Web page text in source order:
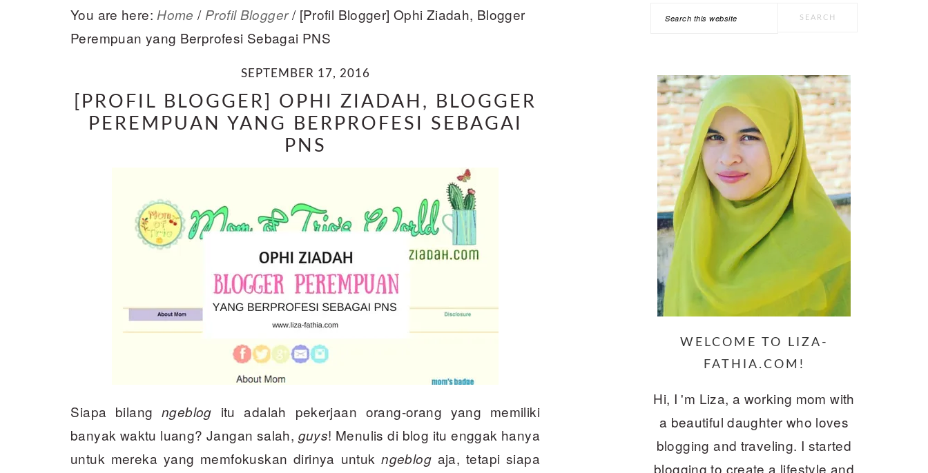
You are here: Home / Profil Blogger /[Profil Blogger] Ophi Ziadah, Blogger
Perempuan yang Berprofesi Sebagai PNS
SEPTEMBER 17, 2016
[PROFIL BLOGGER] OPHI ZIADAH, BLOGGER
PEREMPUAN YANG BERPROFESI SEBAGAI
PNS
Siapa bilangngeblog itu adalah pekerjaan orang-orang yang memiliki
banyak waktu luang? Jangan salah, guys! Menulis di blog itu enggak hanya
untuk mereka yang memfokuskan dirinya untukngeblogaja, tetapi siapa
PRIMARY
Search
WELCOME TO LIZA-
FATHIA.COM!
Hi, I 'm Liza, a working mom with
a beautiful daughter who loves
blogging and traveling. I started
blogging to create a lifestyle and